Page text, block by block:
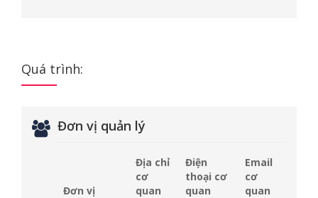
Quá trình:
Đơn vị quản lý
Đơn vị
Địa chỉ
cơ
quan
Điện
thoại cơ
quan
Email
cơ
quan